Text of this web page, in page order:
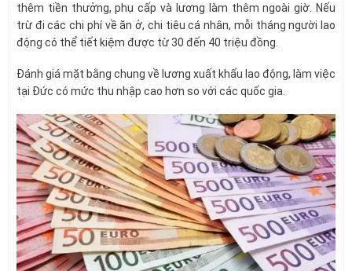
thêm tiền thưởng, phụ cấp và lương làm thêm ngoài giờ. Nếu
trừ đi các chi phí về ăn ở, chi tiêu cá nhân, mỗi tháng người lao
động có thể tiết kiệm được từ 30 đến 40 triệu đồng.
Đánh giá mặt bằng chung về lương xuất khẩu lao động, làm việc
tại Đức có mức thu nhập cao hơn so với các quốc gia.